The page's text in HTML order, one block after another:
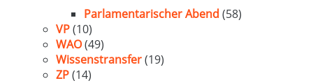
Parlamentarischer Abend (58)
VP(10)
WAO(49)
Wissenstransfer(19)
ZP(14)